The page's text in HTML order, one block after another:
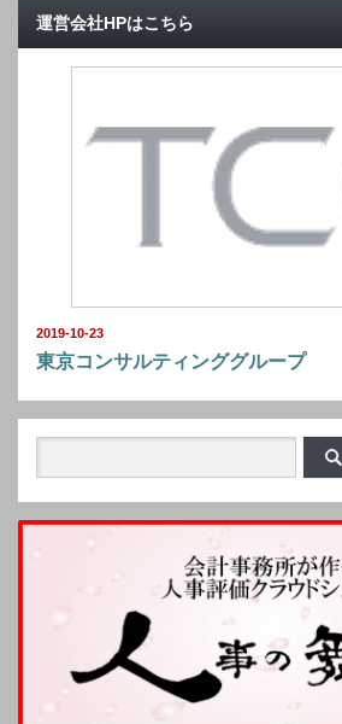
運営会社HPはこちら
2019-10-23
東京コンサルティンググループ